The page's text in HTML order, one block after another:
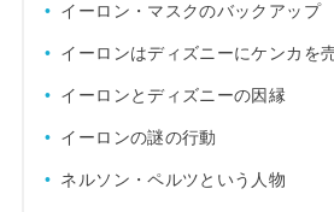
イーロン・マスクのバックアップ
イーロンはディズニーにケンカを
イーロンとディズニーの因縁
イーロンの謎の行動
ネルソン・ペルツという人物